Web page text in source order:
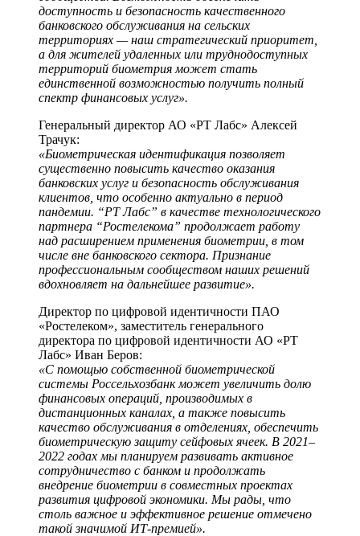
доступность и безопасность качественного
банковского обслуживания на сельских
территориях — наш стратегический приоритет,
а для жителей удаленных или труднодоступных
территорий биометрия может стать
единственной возможностью получить полный
спектр финансовых услуг».
Генеральный директор АО «РТ Лабс» Алексей
Трачук:
«Биометрическая идентификация позволяет
существенно повысить качество оказания
банковских услуг и безопасность обслуживания
клиентов, что особенно актуально в период
пандемии. “РТ Лабс” в качестве технологического
партнера “Ростелекома” продолжает работу
над расширением применения биометрии, в том
числе вне банковского сектора. Признание
профессиональным сообществом наших решений
вдохновляет на дальнейшее развитие».
Директор по цифровой идентичности ПАО
«Ростелеком», заместитель генерального
директора по цифровой идентичности АО «РТ
Лабс» Иван Беров:
«С помощью собственной биометрической
системы Россельхозбанк может увеличить долю
финансовых операций, производимых в
дистанционных каналах, а также повысить
качество обслуживания в отделениях, обеспечить
биометрическую защиту сейфовых ячеек. В 2021–
2022 годах мы планируем развивать активное
сотрудничество с банком и продолжать
внедрение биометрии в совместных проектах
развития цифровой экономики. Мы рады, что
столь важное и эффективное решение отмечено
такой значимой ИТ-премией».